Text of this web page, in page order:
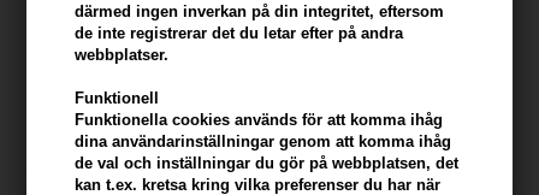
därmed ingen inverkan på din integritet, eftersom
de inte registrerar det du letar efter på andra
webbplatser.
Funktionell
Funktionella cookies används för att komma ihåg
dina användarinställningar genom att komma ihåg
de val och inställningar du gör på webbplatsen, det
kan t.ex. kretsa kring vilka preferenser du har när
Mühle rakset Vivo -
plommonträ
Ej i lager
Prada Luna Rossa Aftershave